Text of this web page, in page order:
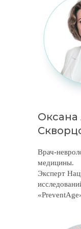
Оксана
Врач-
медицины.
Эксперт